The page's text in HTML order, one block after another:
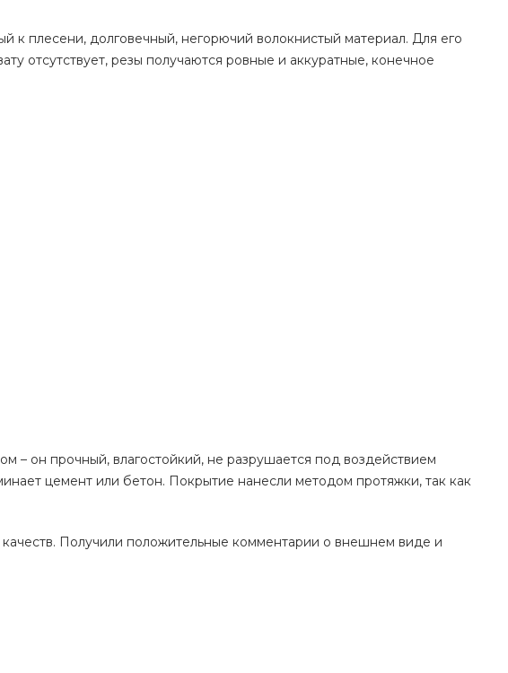
к плесени, долговечный, негорючий волокнистый материал. Для его
отсутствует, резы получаются ровные и аккуратные, конечное
– он прочный, влагостойкий, не разрушается под воздействием
цемент или бетон. Покрытие нанесли методом протяжки, так как
Получили положительные комментарии о внешнем виде и